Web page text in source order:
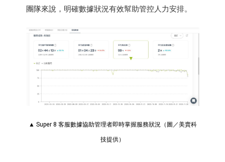
團隊來說，明確數據狀況有效幫助管控人力安排。
▲ Super 8 客服數據協助管理者即時掌握服務狀況（圖／美賣科
技提供）